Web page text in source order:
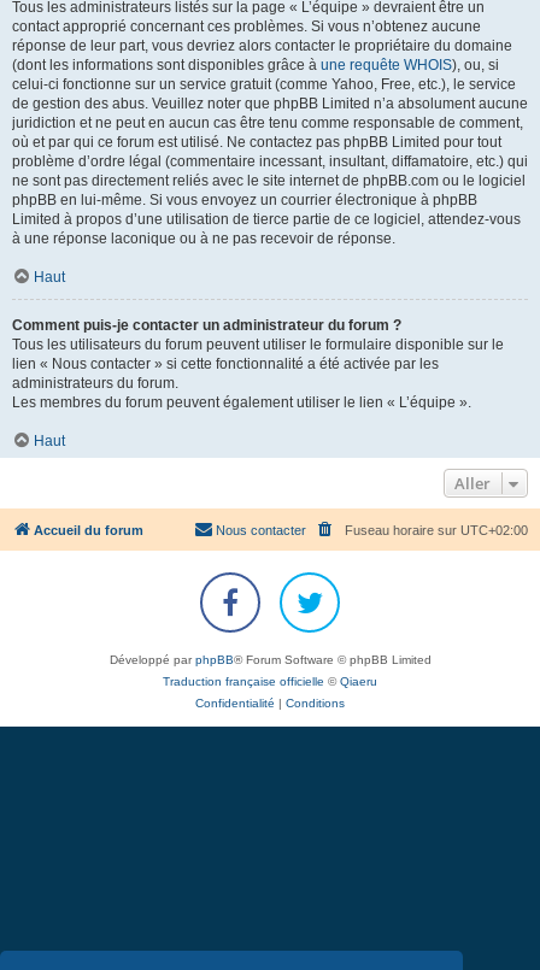
Tous les administrateurs listés sur la page « L’équipe » devraient être un
contact approprié concernant ces problèmes. Si vous n’obtenez aucune
réponse de leur part, vous devriez alors contacter le propriétaire du domaine
(dont les informations sont disponibles grâce à une requête WHOIS), ou, si
celui-ci fonctionne sur un service gratuit (comme Yahoo, Free, etc.), le service
de gestion des abus. Veuillez noter que phpBB Limited n’a absolument aucune
juridiction et ne peut en aucun cas être tenu comme responsable de comment,
où et par qui ce forum est utilisé. Ne contactez pas phpBB Limited pour tout
problème d’ordre légal (commentaire incessant, insultant, diffamatoire, etc.) qui
ne sont pas directement reliés avec le site internet de phpBB.com ou le logiciel
phpBB en lui-même. Si vous envoyez un courrier électronique à phpBB
Limited à propos d’une utilisation de tierce partie de ce logiciel, attendez-vous
à une réponse laconique ou à ne pas recevoir de réponse.
Haut
Comment puis-je contacter un administrateur du forum ?
Tous les utilisateurs du forum peuvent utiliser le formulaire disponible sur le
lien « Nous contacter » si cette fonctionnalité a été activée par les
administrateurs du forum.
Les membres du forum peuvent également utiliser le lien « L’équipe ».
Haut
Aller
Accueil du forum Fuseau horaire sur UTC+02:00
Nous contacter
Développé parphpBB® Forum Software © phpBB Limited
Traduction française officielle ©Qiaeru
Confidentialité
Conditions